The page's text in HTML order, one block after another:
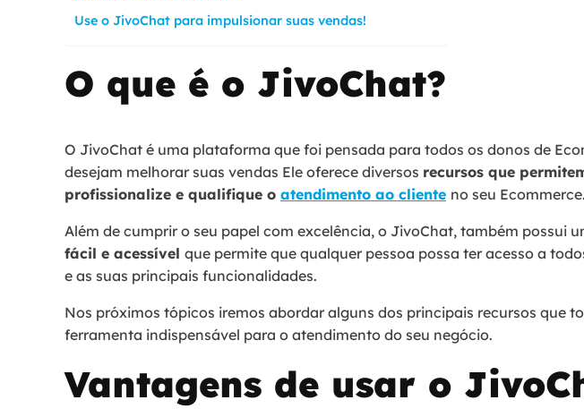
Use o JivoChat para impulsionar suas vendas!
O que é o JivoChat?
O JivoChat é uma plataforma que foi pensada para todos os donos de
desejam melhorar suas vendas Ele oferece diversos recursos que
profissionalize e qualifique o atendimento ao cliente no seu Ecommerce.
Além de cumprir o seu papel com excelência, o JivoChat, também possui
fácil e acessível que permite que qualquer pessoa possa ter acesso a
e as suas principais funcionalidades.
Nos próximos tópicos iremos abordar alguns dos principais recursos que
ferramenta indispensável para o atendimento do seu negócio.
Vantagens de usar o